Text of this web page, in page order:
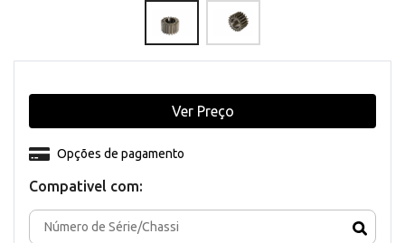
Compativel com:
Opções de pagamento
Ver Preço